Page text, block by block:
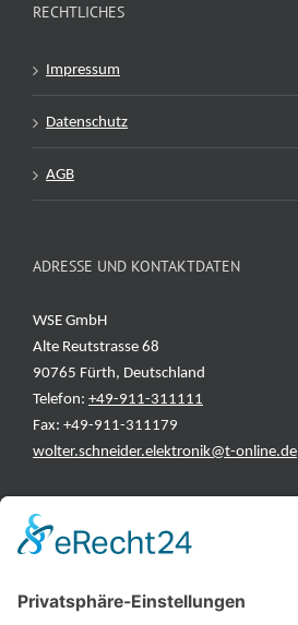
RECHTLICHES
Impressum
Datenschutz
AGB
ADRESSE UND KONTAKTDATEN
WSE GmbH
Alte Reutstrasse 68
90765 Fürth, Deutschland
Telefon: +49-911-311111
Fax: +49-911-311179
wolter.schneider.elektronik@t-online.de
INFORMATIONEN